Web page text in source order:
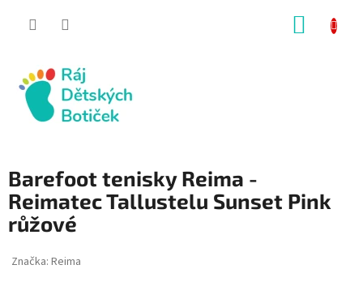
Barefoot tenisky Reima -
Reimatec Tallustelu Sunset Pink
růžové
Značka: Reima